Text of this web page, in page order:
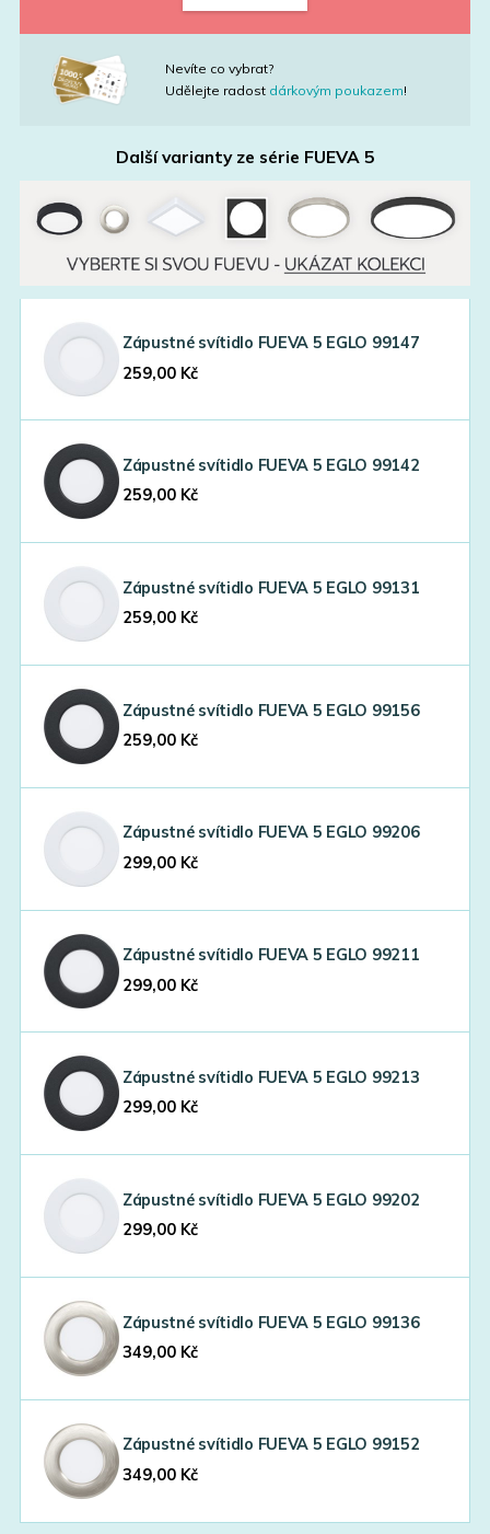
Nevíte co vybrat?
Udělejte radost dárkovým poukazem!
Další varianty ze série FUEVA 5
Zápustné svítidlo FUEVA 5 EGLO 99147
259,00 Kč
Zápustné svítidlo FUEVA 5 EGLO 99142
259,00 Kč
Zápustné svítidlo FUEVA 5 EGLO 99131
259,00 Kč
Zápustné svítidlo FUEVA 5 EGLO 99156
259,00 Kč
Zápustné svítidlo FUEVA 5 EGLO 99206
299,00 Kč
Zápustné svítidlo FUEVA 5 EGLO 99211
299,00 Kč
Zápustné svítidlo FUEVA 5 EGLO 99213
299,00 Kč
Zápustné svítidlo FUEVA 5 EGLO 99202
299,00 Kč
Zápustné svítidlo FUEVA 5 EGLO 99136
349,00 Kč
Zápustné svítidlo FUEVA 5 EGLO 99152
349,00 Kč